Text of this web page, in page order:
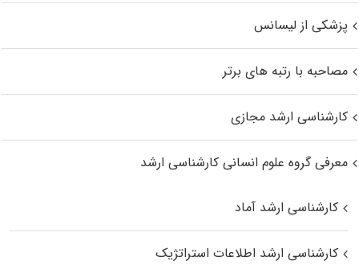
پزشکی از لیسانس
مصاحبه با رتبه های برتر
کارشناسی ارشد مجازی
معرفی گروه علوم انسانی کارشناسی ارشد
کارشناسی ارشد آماد
کارشناسی ارشد اطلاعات استراتژیک